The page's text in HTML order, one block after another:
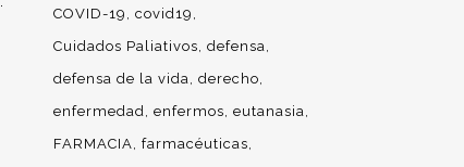
COVID-19
covid19
Cuidados Paliativos defensa
defensa de la vida derecho
enfermedad enfermos eutanasia
FARMACIA farmacéuticas